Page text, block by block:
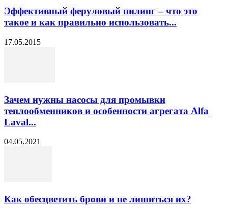
Эффективный феруловый пилинг – что это
такое и как правильно использовать...
17.05.2015
Зачем нужны насосы для промывки
теплообменников и особенности агрегата Alfa
Laval...
04.05.2021
Как обесцветить брови и не лишиться их?